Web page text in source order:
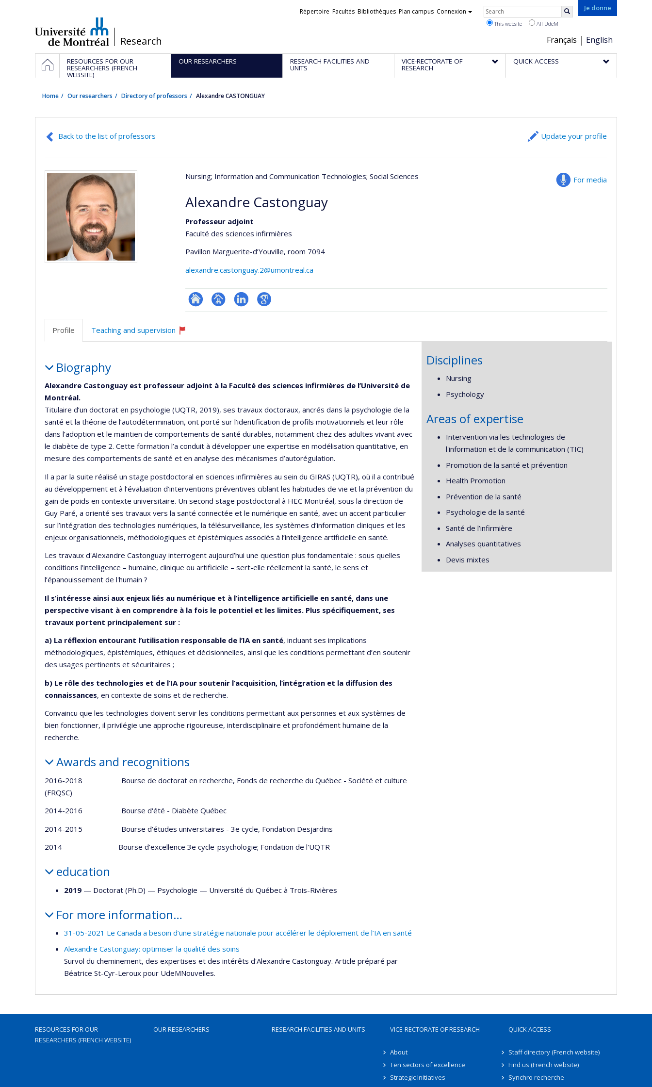
/Research
Je donne
Choix
de
la
Français English
Liens
Répertoire Facultés Bibliothèques Plan campus Connexion Rechercher
This website All UdeM
Navigation
principale
HOMERESOURCES FOR OUR
RESEARCHERS (FRENCH
WEBSITE)
OUR RESEARCHERS RESEARCH FACILITIES AND
UNITS
VICE-RECTORATE OF
RESEARCH
QUICK ACCESS
Home Our researchers Directory of professors Alexandre CASTONGUAY
Back to the list of professors Update your profile
For media
Nursing; Information and Communication Technologies; Social Sciences
Alexandre Castonguay
Professeur adjoint
Faculté des sciences infirmières
Pavillon Marguerite-d’Youville, room 7094
alexandre.castonguay.2@umontreal.ca
ResearchGate
Page LinkedInGoogle
Profile
Teaching and supervision
Currently
Biography
Alexandre Castonguay est professeur adjoint à la Faculté des sciences infirmières de l’Université de
Montréal.
Titulaire d’un doctorat en psychologie (UQTR, 2019), ses travaux doctoraux, ancrés dans la psychologie de la
santé et la théorie de l’autodétermination, ont porté sur l’identification de profils motivationnels et leur rôle
dans l’adoption et le maintien de comportements de santé durables, notamment chez des adultes vivant avec
le diabète de type 2. Cette formation l’a conduit à développer une expertise en modélisation quantitative, en
mesure des comportements de santé et en analyse des mécanismes d’autorégulation.
Il a par la suite réalisé un stage postdoctoral en sciences infirmières au sein du GIRAS (UQTR), où il a contribué
au développement et à l’évaluation d’interventions préventives ciblant les habitudes de vie et la prévention du
gain de poids en contexte universitaire. Un second stage postdoctoral à HEC Montréal, sous la direction de
Guy Paré, a orienté ses travaux vers la santé connectée et le numérique en santé, avec un accent particulier
sur l’intégration des technologies numériques, la télésurveillance, les systèmes d’information cliniques et les
enjeux organisationnels, méthodologiques et épistémiques associés à l’intelligence artificielle en santé.
Les travaux d'Alexandre Castonguay interrogent aujourd’hui une question plus fondamentale : sous quelles
conditions l’intelligence – humaine, clinique ou artificielle – sert-elle réellement la santé, le sens et
l’épanouissement de l'humain ?
Il s’intéresse ainsi aux enjeux liés au numérique et à l’intelligence artificielle en santé, dans une
perspective visant à en comprendre à la fois le potentiel et les limites. Plus spécifiquement, ses
travaux portent principalement sur :
a) La réflexion entourant l’utilisation responsable de l’IA en santé, incluant ses implications
méthodologiques, épistémiques, éthiques et décisionnelles, ainsi que les conditions permettant d’en soutenir
des usages pertinents et sécuritaires ;
b) Le rôle des technologies et de l’IA pour soutenir l’acquisition, l’intégration et la diffusion des
connaissances, en contexte de soins et de recherche.
Convaincu que les technologies doivent servir les conditions permettant aux personnes et aux systèmes de
bien fonctionner, il privilégie une approche rigoureuse, interdisciplinaire et profondément humaine de la
recherche.
Awards and recognitions
2016-2018 Bourse de doctorat en recherche, Fonds de recherche du Québec - Société et culture
(FRQSC)
2014-2016 Bourse d'été - Diabète Québec
2014-2015 Bourse d'études universitaires - 3e cycle, Fondation Desjardins
2014 Bourse d’excellence 3e cycle-psychologie; Fondation de l'UQTR
education
2019 — Doctorat (Ph.D) — Psychologie — Université du Québec à Trois-Rivières
For more information…
31-05-2021 Le Canada a besoin d’une stratégie nationale pour accélérer le déploiement de l’IA en santé
Alexandre Castonguay: optimiser la qualité des soins
Survol du cheminement, des expertises et des intérêts d'Alexandre Castonguay. Article préparé par
Béatrice St-Cyr-Leroux pour UdeMNouvelles.
Disciplines
Nursing
Psychology
Areas of expertise
Intervention via les technologies de
l'information et de la communication (TIC)
Promotion de la santé et prévention
Health Promotion
Prévention de la santé
Psychologie de la santé
Santé de l’infirmière
Analyses quantitatives
Devis mixtes
RESOURCES FOR OUR
RESEARCHERS (FRENCH WEBSITE)
OUR RESEARCHERS RESEARCH FACILITIES AND UNITS VICE-RECTORATE OF RESEARCH
About
Ten sectors of excellence
Strategic Initiatives
QUICK ACCESS
Staff directory (French website)
Find us (French website)
Synchro recherche